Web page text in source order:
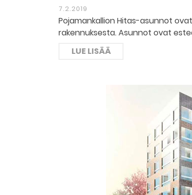
7.2.2019
Pojamankallion Hitas-asunnot
rakennuksesta. Asunnot ovat
LUE LISÄÄ